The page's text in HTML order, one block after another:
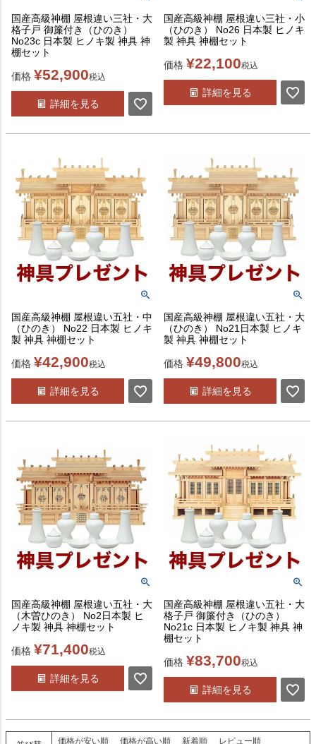
国産高級神棚 屋根違い三社・大
格子戸 御簾付き（ひのき）
No23c 日本製 ヒノキ製 神具 神
棚セット
価格 ¥52,900税込
詳細を見る
国産高級神棚 屋根違い三社・小
（ひのき） No26 日本製 ヒノキ
製 神具 神棚セット
価格 ¥22,100税込
詳細を見る
国産高級神棚 屋根違い五社・中
（ひのき） No22 日本製 ヒノキ
製 神具 神棚セット
価格 ¥42,900税込
詳細を見る
国産高級神棚 屋根違い五社・大
（ひのき） No21日本製 ヒノキ
製 神具 神棚セット
価格 ¥49,800税込
詳細を見る
国産高級神棚 屋根違い五社・大
（木曽ひのき） No2日本製 ヒ
ノキ製 神具 神棚セット
価格 ¥71,400税込
詳細を見る
国産高級神棚 屋根違い五社・大
格子戸 御簾付き（ひのき）
No21c 日本製 ヒノキ製 神具 神
棚セット
価格 ¥83,700税込
詳細を見る
価格が安い順 価格が高い順 新着順
レビュー順